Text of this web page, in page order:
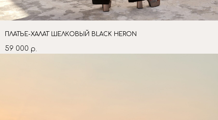
ПЛАТЬЕ-ХАЛАТ ШЕЛКОВЫЙ BLACK HERON
59 000 р.